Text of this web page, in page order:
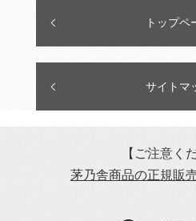
トップペ
サイトマ
【ご注意く
茅乃舎商品の正規販